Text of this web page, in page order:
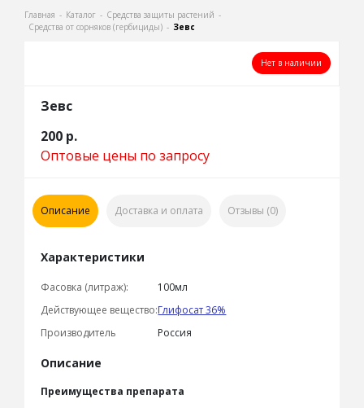
Главная - Каталог - Средства защиты растений -
Средства от сорняков (гербициды) - Зевс
Нет в наличии
Зевс
200 р.
Оптовые цены по запросу
Описание Доставка и оплата Отзывы (0)
Характеристики
Фасовка (литраж):
100мл
Действующее вещество:Глифосат 36%
Производитель
Россия
Описание
Преимущества препарата